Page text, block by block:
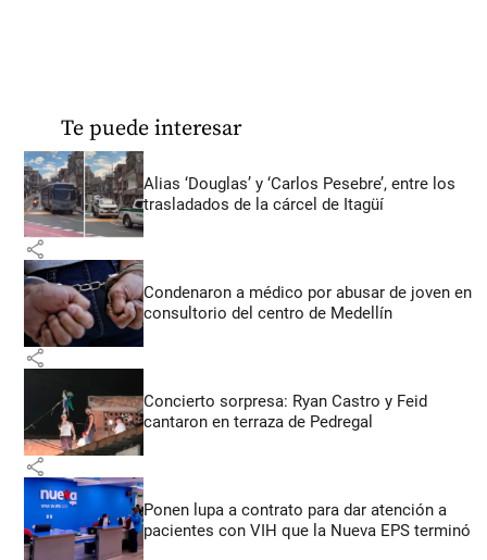
Te puede interesar
Alias ‘Douglas’ y ‘Carlos Pesebre’, entre los
trasladados de la cárcel de Itagüí
share
Condenaron a médico por abusar de joven en
consultorio del centro de Medellín
share
Concierto sorpresa: Ryan Castro y Feid
cantaron en terraza de Pedregal
share
Ponen lupa a contrato para dar atención a
pacientes con VIH que la Nueva EPS terminó